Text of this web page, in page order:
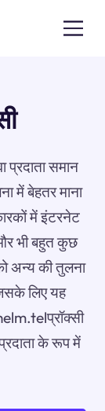
प्रदाता समान
में बेहतर माना
में इंटरनेट
भी बहुत कुछ
अन्य की तुलना
लिए यह
के रूप में